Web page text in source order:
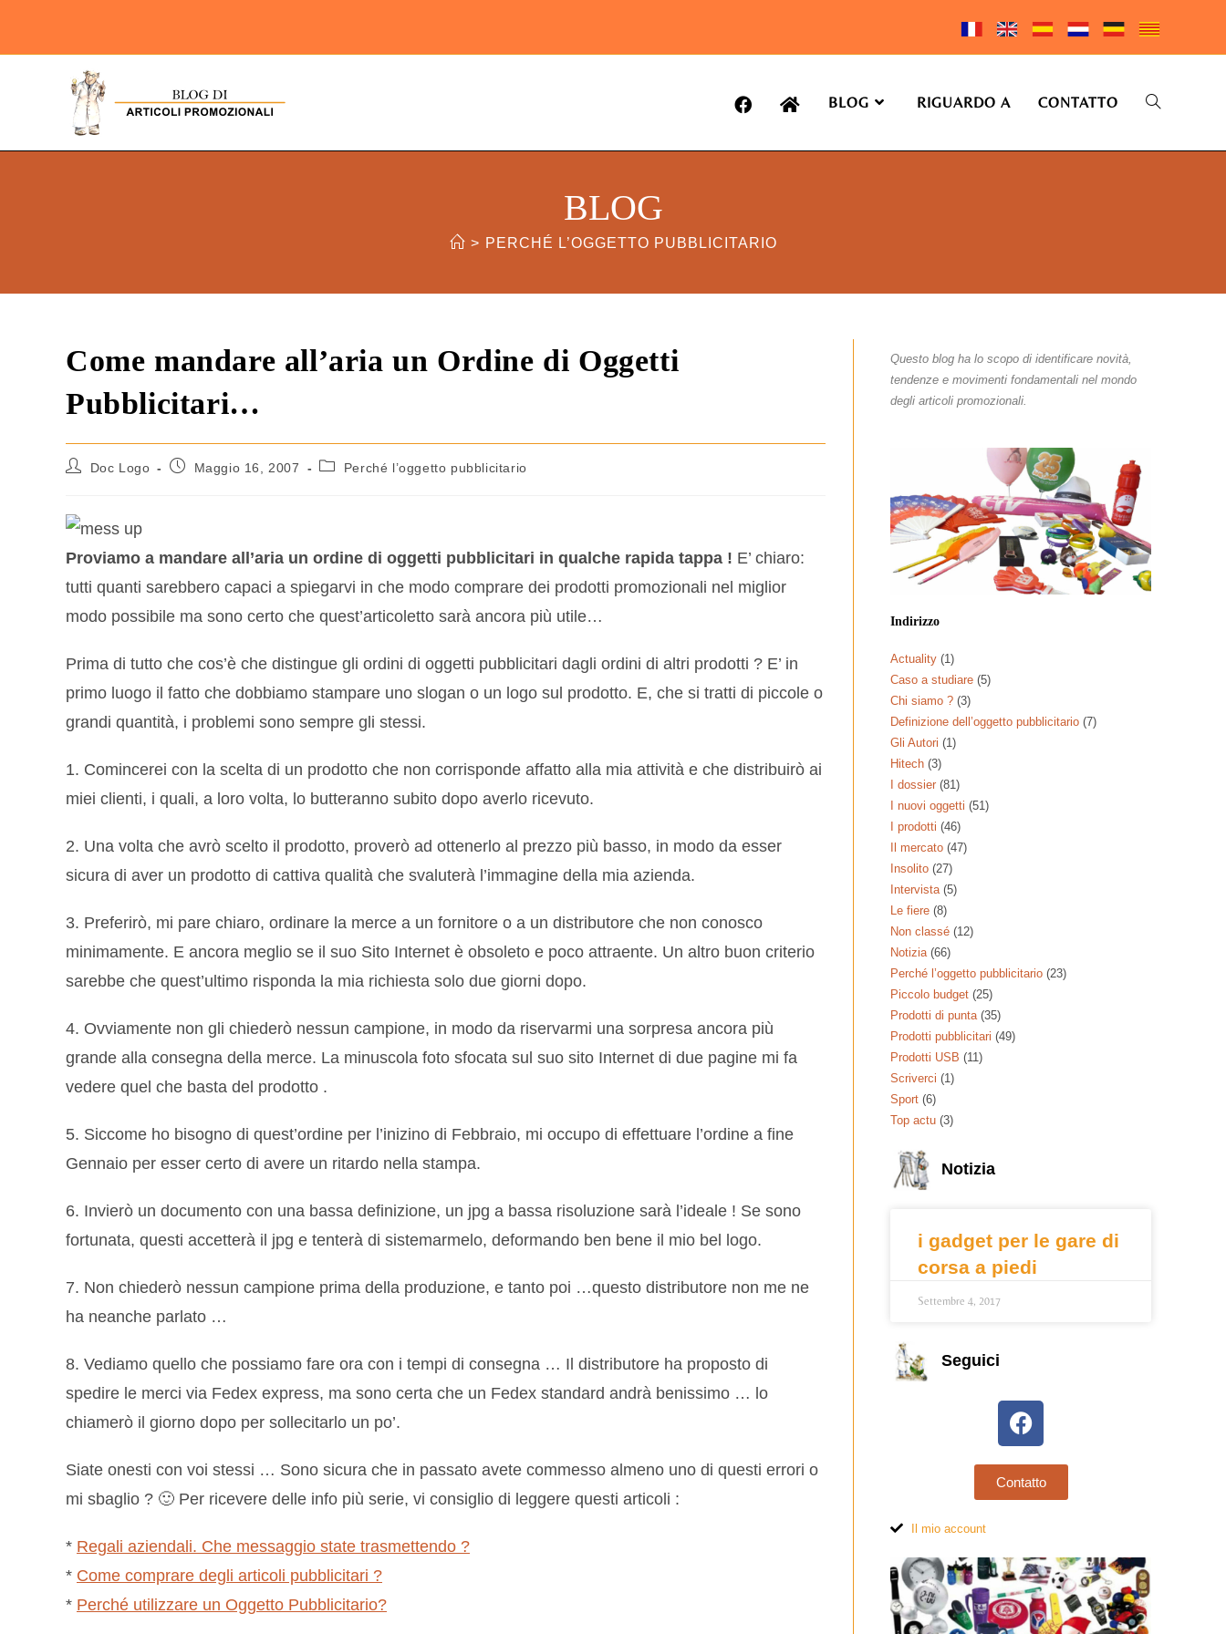
BLOG RIGUARDO A CONTATTO
BLOG
> PERCHÉ L’OGGETTO PUBBLICITARIO
Come mandare all’aria un Ordine di Oggetti
Pubblicitari…
Doc Logo Maggio 16, 2007 Perché l’oggetto pubblicitario
Proviamo a mandare all’aria un ordine di oggetti pubblicitari in qualche rapida tappa ! E’ chiaro:
tutti quanti sarebbero capaci a spiegarvi in che modo comprare dei prodotti promozionali nel miglior
modo possibile ma sono certo che quest’articoletto sarà ancora più utile…
Prima di tutto che cos’è che distingue gli ordini di oggetti pubblicitari dagli ordini di altri prodotti ? E’ in
primo luogo il fatto che dobbiamo stampare uno slogan o un logo sul prodotto. E, che si tratti di piccole o
grandi quantità, i problemi sono sempre gli stessi.
1. Comincerei con la scelta di un prodotto che non corrisponde affatto alla mia attività e che distribuirò ai
miei clienti, i quali, a loro volta, lo butteranno subito dopo averlo ricevuto.
2. Una volta che avrò scelto il prodotto, proverò ad ottenerlo al prezzo più basso, in modo da esser
sicura di aver un prodotto di cattiva qualità che svaluterà l’immagine della mia azienda.
3. Preferirò, mi pare chiaro, ordinare la merce a un fornitore o a un distributore che non conosco
minimamente. E ancora meglio se il suo Sito Internet è obsoleto e poco attraente. Un altro buon criterio
sarebbe che quest’ultimo risponda la mia richiesta solo due giorni dopo.
4. Ovviamente non gli chiederò nessun campione, in modo da riservarmi una sorpresa ancora più
grande alla consegna della merce. La minuscola foto sfocata sul suo sito Internet di due pagine mi fa
vedere quel che basta del prodotto .
5. Siccome ho bisogno di quest’ordine per l’inizino di Febbraio, mi occupo di effettuare l’ordine a fine
Gennaio per esser certo di avere un ritardo nella stampa.
6. Invierò un documento con una bassa definizione, un jpg a bassa risoluzione sarà l’ideale ! Se sono
fortunata, questi accetterà il jpg e tenterà di sistemarmelo, deformando ben bene il mio bel logo.
7. Non chiederò nessun campione prima della produzione, e tanto poi …questo distributore non me ne
ha neanche parlato …
8. Vediamo quello che possiamo fare ora con i tempi di consegna … Il distributore ha proposto di
spedire le merci via Fedex express, ma sono certa che un Fedex standard andrà benissimo … lo
chiamerò il giorno dopo per sollecitarlo un po’.
Siate onesti con voi stessi … Sono sicura che in passato avete commesso almeno uno di questi errori o
mi sbaglio ? 🙂 Per ricevere delle info più serie, vi consiglio di leggere questi articoli :
* Regali aziendali. Che messaggio state trasmettendo ?
* Come comprare degli articoli pubblicitari ?
* Perché utilizzare un Oggetto Pubblicitario?
Questo blog ha lo scopo di identificare novità,
tendenze e movimenti fondamentali nel mondo
degli articoli promozionali.
Indirizzo
Actuality (1)
Caso a studiare (5)
Chi siamo ? (3)
Definizione dell’oggetto pubblicitario (7)
Gli Autori (1)
Hitech (3)
I dossier (81)
I nuovi oggetti (51)
I prodotti (46)
Il mercato (47)
Insolito (27)
Intervista (5)
Le fiere (8)
Non classé (12)
Notizia (66)
Perché l’oggetto pubblicitario (23)
Piccolo budget (25)
Prodotti di punta (35)
Prodotti pubblicitari (49)
Prodotti USB (11)
Scriverci (1)
Sport (6)
Top actu (3)
Notizia
i gadget per le gare di
corsa a piedi
Settembre 4, 2017
Seguici
Contatto
Il mio account